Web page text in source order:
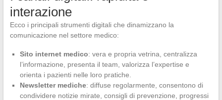
interazione
Ecco i principali strumenti digitali che dinamizzano la
comunicazione nel settore medico:
Sito internet medico: vera e propria vetrina, centralizza
l’informazione, presenta il team, valorizza l’expertise e
orienta i pazienti nelle loro pratiche.
Newsletter mediche: diffuse regolarmente, consentono di
condividere notizie mirate, consigli di prevenzione, progressi